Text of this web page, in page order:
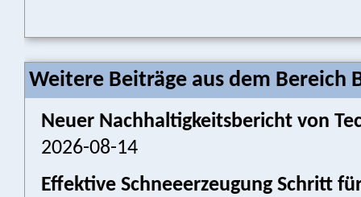
Weitere Beiträge aus dem Bereich
Neuer Nachhaltigkeitsbericht von
2026-08-14
Effektive Schneeerzeugung Schritt